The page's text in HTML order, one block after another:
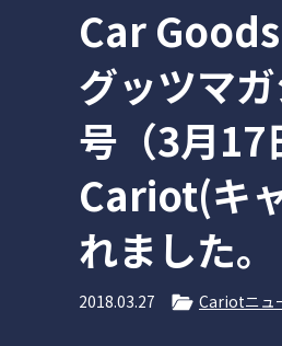
Car
グッツマ
号（3月17
Cariot(キ
れました。
2018.03.27 Cariotニュ